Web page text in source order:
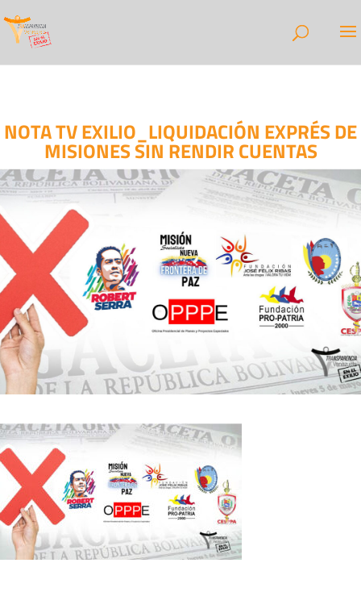
NOTA TV EXILIO_LIQUIDACIÓN EXPRÉS DE
MISIONES SIN RENDIR CUENTAS